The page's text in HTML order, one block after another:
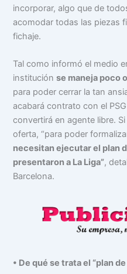
incorporar, algo que de
acomodar todas las piezas
fichaje.
Tal como informó el medio
instituciónse maneja poco
para poder cerrar la tan
acabará contrato con el
convertirá en agente libre.
oferta, “para poder
necesitan ejecutar el plan
presentaron a La Liga”,
Barcelona.
• De qué se trata el “plan